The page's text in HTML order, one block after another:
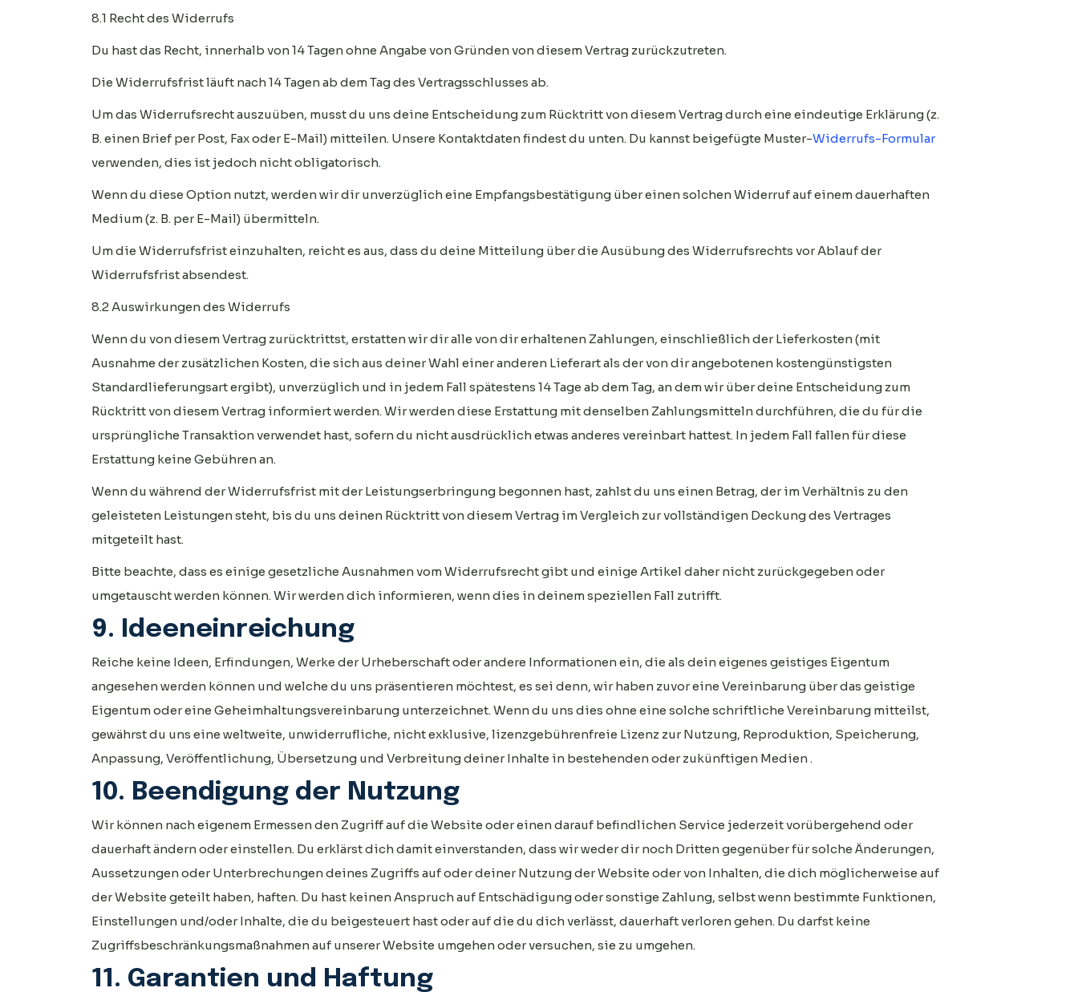
8.1 Recht des Widerrufs
Du hast das Recht, innerhalb von 14 Tagen ohne Angabe von Gründen von diesem Vertrag zurückzutreten.
Die Widerrufsfrist läuft nach 14 Tagen ab dem Tag des Vertragsschlusses ab.
Um das Widerrufsrecht auszuüben, musst du uns deine Entscheidung zum Rücktritt von diesem Vertrag durch eine eindeutige Erklärung (z.
B. einen Brief per Post, Fax oder E-Mail) mitteilen. Unsere Kontaktdaten findest du unten. Du kannst beigefügte Muster-Widerrufs-Formular
verwenden, dies ist jedoch nicht obligatorisch.
Wenn du diese Option nutzt, werden wir dir unverzüglich eine Empfangsbestätigung über einen solchen Widerruf auf einem dauerhaften
Medium (z. B. per E-Mail) übermitteln.
Um die Widerrufsfrist einzuhalten, reicht es aus, dass du deine Mitteilung über die Ausübung des Widerrufsrechts vor Ablauf der
Widerrufsfrist absendest.
8.2 Auswirkungen des Widerrufs
Wenn du von diesem Vertrag zurücktrittst, erstatten wir dir alle von dir erhaltenen Zahlungen, einschließlich der Lieferkosten (mit
Ausnahme der zusätzlichen Kosten, die sich aus deiner Wahl einer anderen Lieferart als der von dir angebotenen kostengünstigsten
Standardlieferungsart ergibt), unverzüglich und in jedem Fall spätestens 14 Tage ab dem Tag, an dem wir über deine Entscheidung zum
Rücktritt von diesem Vertrag informiert werden. Wir werden diese Erstattung mit denselben Zahlungsmitteln durchführen, die du für die
ursprüngliche Transaktion verwendet hast, sofern du nicht ausdrücklich etwas anderes vereinbart hattest. In jedem Fall fallen für diese
Erstattung keine Gebühren an.
Wenn du während der Widerrufsfrist mit der Leistungserbringung begonnen hast, zahlst du uns einen Betrag, der im Verhältnis zu den
geleisteten Leistungen steht, bis du uns deinen Rücktritt von diesem Vertrag im Vergleich zur vollständigen Deckung des Vertrages
mitgeteilt hast.
Bitte beachte, dass es einige gesetzliche Ausnahmen vom Widerrufsrecht gibt und einige Artikel daher nicht zurückgegeben oder
umgetauscht werden können. Wir werden dich informieren, wenn dies in deinem speziellen Fall zutrifft.
9. Ideeneinreichung
Reiche keine Ideen, Erfindungen, Werke der Urheberschaft oder andere Informationen ein, die als dein eigenes geistiges Eigentum
angesehen werden können und welche du uns präsentieren möchtest, es sei denn, wir haben zuvor eine Vereinbarung über das geistige
Eigentum oder eine Geheimhaltungsvereinbarung unterzeichnet. Wenn du uns dies ohne eine solche schriftliche Vereinbarung mitteilst,
gewährst du uns eine weltweite, unwiderrufliche, nicht exklusive, lizenzgebührenfreie Lizenz zur Nutzung, Reproduktion, Speicherung,
Anpassung, Veröffentlichung, Übersetzung und Verbreitung deiner Inhalte in bestehenden oder zukünftigen Medien .
10. Beendigung der Nutzung
Wir können nach eigenem Ermessen den Zugriff auf die Website oder einen darauf befindlichen Service jederzeit vorübergehend oder
dauerhaft ändern oder einstellen. Du erklärst dich damit einverstanden, dass wir weder dir noch Dritten gegenüber für solche Änderungen,
Aussetzungen oder Unterbrechungen deines Zugriffs auf oder deiner Nutzung der Website oder von Inhalten, die dich möglicherweise auf
der Website geteilt haben, haften. Du hast keinen Anspruch auf Entschädigung oder sonstige Zahlung, selbst wenn bestimmte Funktionen,
Einstellungen und/oder Inhalte, die du beigesteuert hast oder auf die du dich verlässt, dauerhaft verloren gehen. Du darfst keine
Zugriffsbeschränkungsmaßnahmen auf unserer Website umgehen oder versuchen, sie zu umgehen.
11. Garantien und Haftung